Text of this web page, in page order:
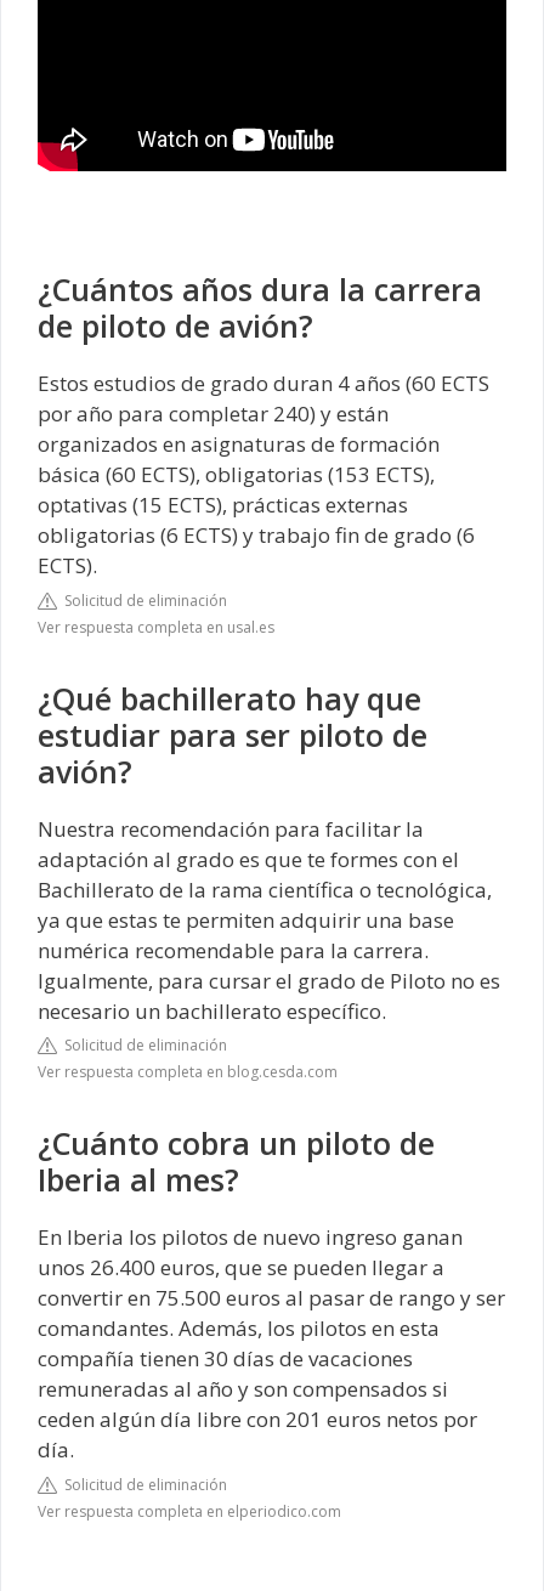
¿Cuántos años dura la carrera
de piloto de avión?
Estos estudios de grado duran 4 años (60 ECTS
por año para completar 240) y están
organizados en asignaturas de formación
básica (60 ECTS), obligatorias (153 ECTS),
optativas (15 ECTS), prácticas externas
obligatorias (6 ECTS) y trabajo fin de grado (6
ECTS).
Solicitud de eliminación
Ver respuesta completa en usal.es
¿Qué bachillerato hay que
estudiar para ser piloto de
avión?
Nuestra recomendación para facilitar la
adaptación al grado es que te formes con el
Bachillerato de la rama científica o tecnológica,
ya que estas te permiten adquirir una base
numérica recomendable para la carrera.
Igualmente, para cursar el grado de Piloto no es
necesario un bachillerato específico.
Solicitud de eliminación
Ver respuesta completa en blog.cesda.com
¿Cuánto cobra un piloto de
Iberia al mes?
En Iberia los pilotos de nuevo ingreso ganan
unos 26.400 euros, que se pueden llegar a
convertir en 75.500 euros al pasar de rango y ser
comandantes. Además, los pilotos en esta
compañía tienen 30 días de vacaciones
remuneradas al año y son compensados si
ceden algún día libre con 201 euros netos por
día.
Solicitud de eliminación
Ver respuesta completa en elperiodico.com